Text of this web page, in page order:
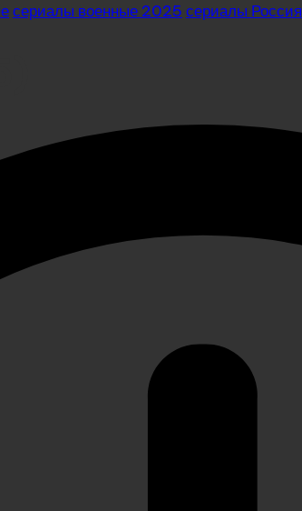
сериалы военные 2025 сериалы Россия